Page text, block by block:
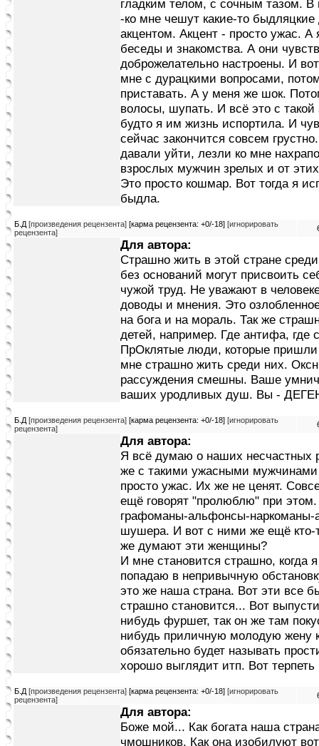
гладким телом, с сочным тазом.
-ко мне чешут какие-то
акцентом. Акцент - просто ужас.
беседы и знакомства. А они
доброжелательно настроены. И
мне с дурацкими вопросами,
приставать. А у меня же шок.
волосы, шупать. И всё это с
будто я им жизнь испортила. И
сейчас закончится совсем
давали уйти, лезли ко мне
взрослых мужчин зрелых и от
Это просто кошмар. Вот тогда я
быдла.
Б.Д [произведения рецензента] [карма рецензента: +0/-18] [игнорировать
рецензента]
Для автора:
Страшно жить в этой стране
без оснований могут присвоить
чужой труд. Не уважают в
доводы и мнения. Это
на бога и на мораль. Так же
детей, например. Где антифа, где
ПрОклятые люди, которые
мне страшно жить среди них.
рассуждения смешны. Ваше
ваших уродливых душ. Вы -
Б.Д [произведения рецензента] [карма рецензента: +0/-18] [игнорировать
рецензента]
Для автора:
Я всё думаю о наших несчастных
же с такими ужасными мужчинами
просто ужас. Их же не ценят.
ещё говорят "пролюблю" при
графоманы-альфонсы-наркоманы-
шушера. И вот с ними же ещё
же думают эти женщины?
И мне становится страшно, когда
попадаю в непривычную
это же наша страна. Вот эти все
страшно становится... Вот
нибудь фуршет, так он же там
нибудь приличную молодую жену
обязательно будет называть
хорошо выглядит итп. Вот
Б.Д [произведения рецензента] [карма рецензента: +0/-18] [игнорировать
рецензента]
Для автора:
Боже мой... Как богата наша
чмошников. Как она изобилуют